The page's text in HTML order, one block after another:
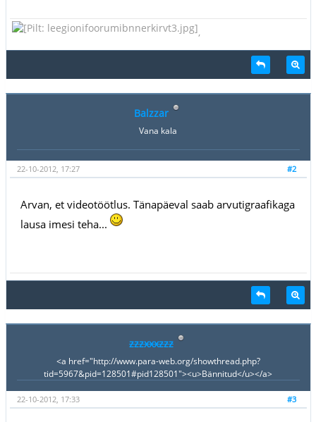
,
Balzzar
Vana kala
#2
22-10-2012, 17:27
Arvan, et videotöötlus. Tänapäeval saab arvutigraafikaga
lausa imesi teha...
zzzxxxzzz
<a href="http://www.para-web.org/showthread.php?
tid=5967&pid=128501#pid128501"><u>Bännitud</u></a>
#3
22-10-2012, 17:33